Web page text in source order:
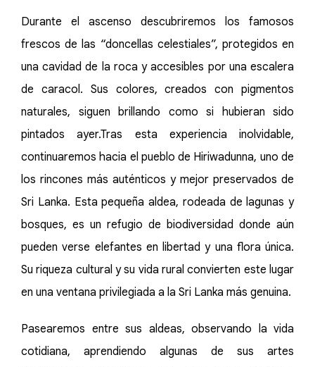
Durante el ascenso descubriremos los famosos
frescos de las “doncellas celestiales”, protegidos en
una cavidad de la roca y accesibles por una escalera
de caracol. Sus colores, creados con pigmentos
naturales, siguen brillando como si hubieran sido
pintados ayer.Tras esta experiencia inolvidable,
continuaremos hacia el pueblo de Hiriwadunna, uno de
los rincones más auténticos y mejor preservados de
Sri Lanka. Esta pequeña aldea, rodeada de lagunas y
bosques, es un refugio de biodiversidad donde aún
pueden verse elefantes en libertad y una flora única.
Su riqueza cultural y su vida rural convierten este lugar
en una ventana privilegiada a la Sri Lanka más genuina.
Pasearemos entre sus aldeas, observando la vida
cotidiana, aprendiendo algunas de sus artes